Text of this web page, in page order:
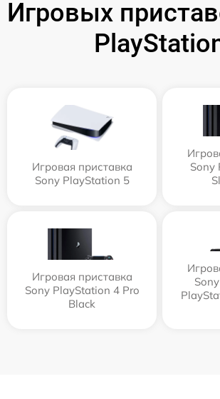
Игровых
Игровая приставка
Sony PlayStation 5
Sony
Игровая приставка
Sony PlayStation 4 Pro
Black